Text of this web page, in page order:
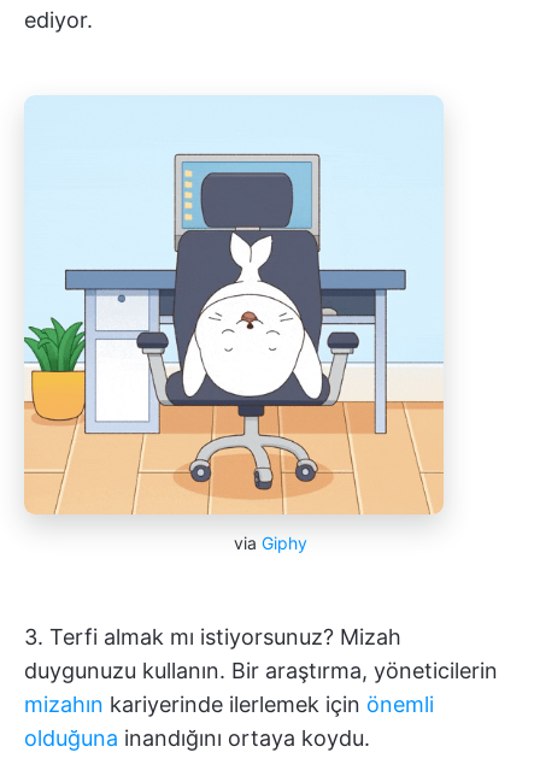
ediyor.
via Giphy
3. Terfi almak mı istiyorsunuz? Mizah
duygunuzu kullanın. Bir araştırma, yöneticilerin
mizahın kariyerinde ilerlemek için önemli
olduğuna inandığını ortaya koydu.